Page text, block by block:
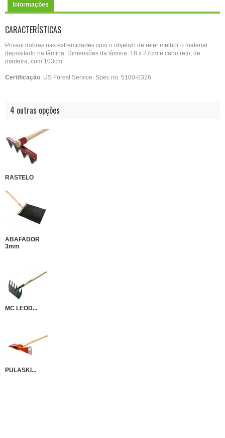
Informações
CARACTERÍSTICAS
Possui dobras nas extremidades com o objetivo de reter melhor o material
depositado na lâmina. Dimensões da lâmina: 18 x 27cm e cabo reto, de
madeira, com 103cm.
Certificação: US Forest Service: Spec no. 5100-0326.
4 outras opções
RASTELO
ABAFADOR
3mm
MC LEOD...
PULASKI...